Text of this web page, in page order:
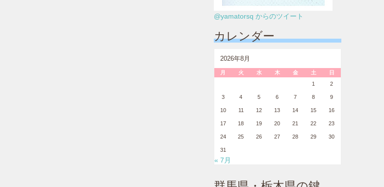
@yamatorsq からのツイート
カレンダー
2026年8月
月 火 水 木 金 土
日
1
2
3 4 5 6 7 8 9
10 11 12 13 14 15 16
17 18 19 20 21 22 23
24 25 26 27 28 29 30
31
« 7月